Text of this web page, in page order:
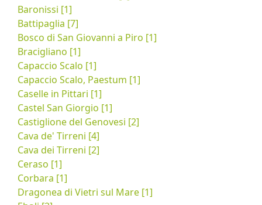
Baronissi [1]
Battipaglia [7]
Bosco di San Giovanni a Piro [1]
Bracigliano [1]
Capaccio Scalo [1]
Capaccio Scalo, Paestum [1]
Caselle in Pittari [1]
Castel San Giorgio [1]
Castiglione del Genovesi [2]
Cava de' Tirreni [4]
Cava dei Tirreni [2]
Ceraso [1]
Corbara [1]
Dragonea di Vietri sul Mare [1]